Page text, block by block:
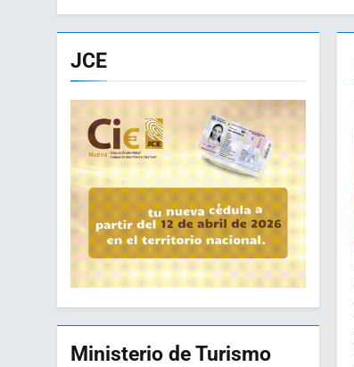
JCE
Ministerio de Turismo